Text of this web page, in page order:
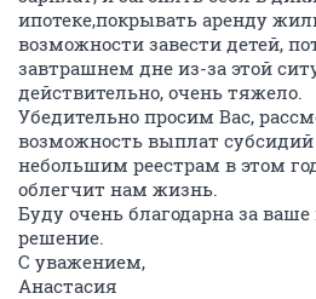
ипотеке,покрывать аренду
возможности завести детей,
завтрашнем дне из-за этой
действительно, очень тяжело.
Убедительно просим Вас,
возможность выплат
небольшим реестрам в этом
облегчит нам жизнь.
Буду очень благодарна за
решение.
С уважением,
Анастасия